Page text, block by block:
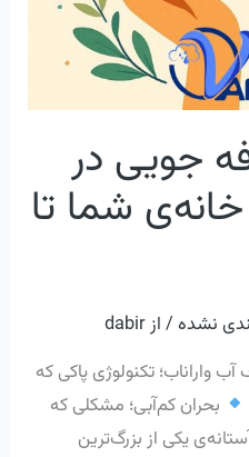
جویی در
شما تا
نشده/ از dabir
تکنولوژی پاکی که
بحران کم‌آبی؛ مشکلی که
یکی از بزرگ‌ترین